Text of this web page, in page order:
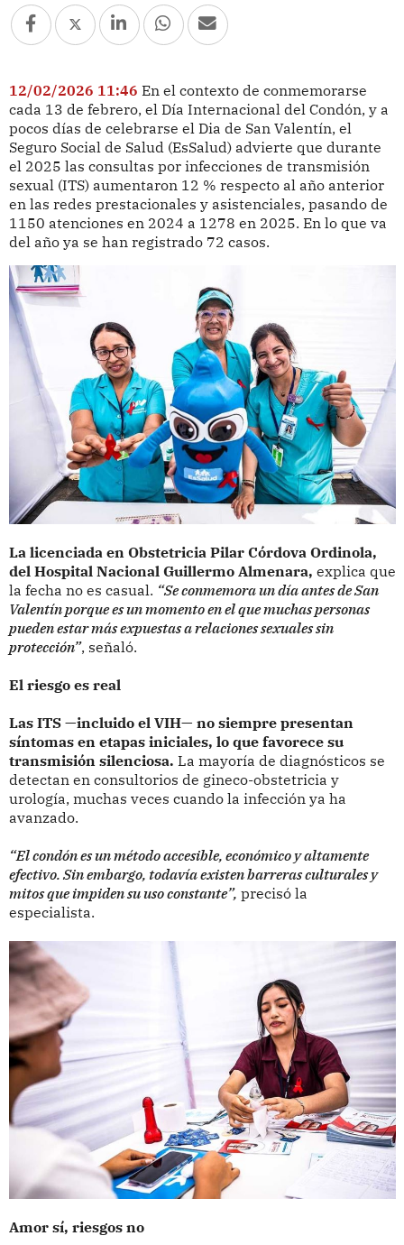
12/02/2026 11:46 En el contexto de conmemorarse
cada 13 de febrero, el Día Internacional del Condón, y a
pocos días de celebrarse el Dia de San Valentín, el
Seguro Social de Salud (EsSalud) advierte que durante
el 2025 las consultas por infecciones de transmisión
sexual (ITS) aumentaron 12 % respecto al año anterior
en las redes prestacionales y asistenciales, pasando de
1150 atenciones en 2024 a 1278 en 2025. En lo que va
del año ya se han registrado 72 casos.
La licenciada en Obstetricia Pilar Córdova Ordinola,
del Hospital Nacional Guillermo Almenara, explica que
la fecha no es casual. “Se conmemora un día antes de San
Valentín porque es un momento en el que muchas personas
pueden estar más expuestas a relaciones sexuales sin
protección”, señaló.
El riesgo es real
Las ITS —incluido el VIH— no siempre presentan
síntomas en etapas iniciales, lo que favorece su
transmisión silenciosa. La mayoría de diagnósticos se
detectan en consultorios de gineco-obstetricia y
urología, muchas veces cuando la infección ya ha
avanzado.
“El condón es un método accesible, económico y altamente
efectivo. Sin embargo, todavía existen barreras culturales y
mitos que impiden su uso constante”, precisó la
especialista.
Amor sí, riesgos no